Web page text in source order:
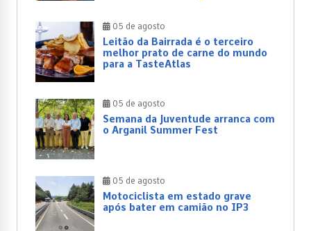
05 de agosto
Leitão da Bairrada é o terceiro
melhor prato de carne do mundo
para a TasteAtlas
05 de agosto
Semana da Juventude arranca com
o Arganil Summer Fest
05 de agosto
Motociclista em estado grave
após bater em camião no IP3